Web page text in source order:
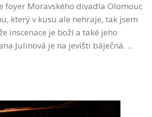
foyer Moravského divadla Olomouc
který v kusu ale nehraje, tak jsem
inscenace je boží a také jeho
Julinová je na jevišti báječná. ...